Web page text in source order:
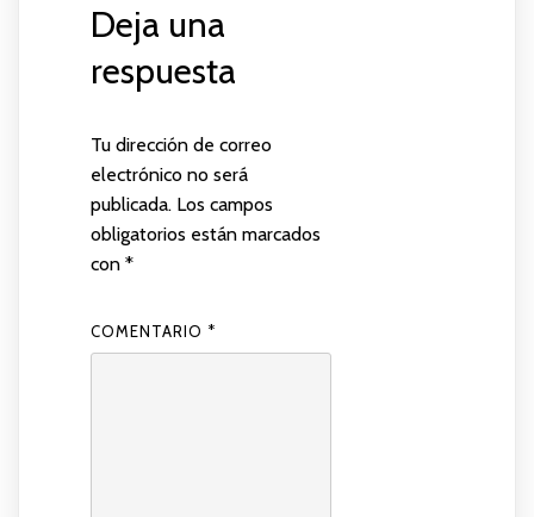
Deja una
respuesta
Tu dirección de correo
electrónico no será
publicada. Los campos
obligatorios están marcados
con *
COMENTARIO *